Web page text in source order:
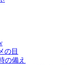
の目
の備え